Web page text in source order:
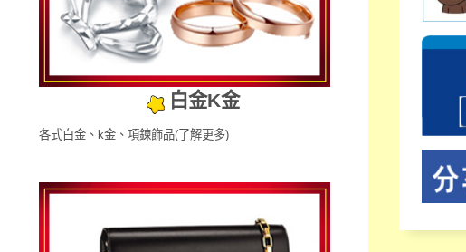
白金K金
各式白金、k金、項鍊飾品(了解更多)